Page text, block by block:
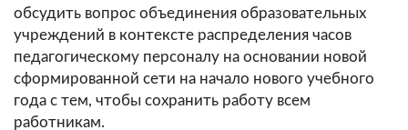
обсудить вопрос объединения образовательных
учреждений в контексте распределения часов
педагогическому персоналу на основании новой
сформированной сети на начало нового учебного
года с тем, чтобы сохранить работу всем
работникам.